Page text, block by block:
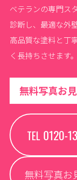
ベテランの専門ス
診断し、最適な外
高品質な塗料と丁
く長持ちさせます。
無料写真お
TEL 0120-
無料写真お